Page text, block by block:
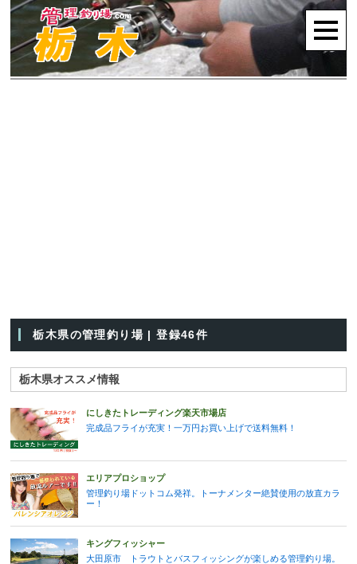
栃木県の管理釣り場 | 登録46件
栃木県オススメ情報
にしきたトレーディング楽天市場店
完成品フライが充実！一万円お買い上げで送料無料！
エリアプロショップ
管理釣り場ドットコム発祥。トーナメンター絶賛使用の放直カラ
ー！
キングフィッシャー
大田原市 トラウトとバスフィッシングが楽しめる管理釣り場。